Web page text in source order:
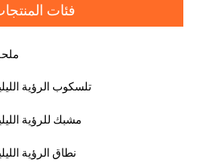
فئات
تلسكوب الرؤية
مشبك للرؤية
نطاق الرؤية
Loading...
Loading...